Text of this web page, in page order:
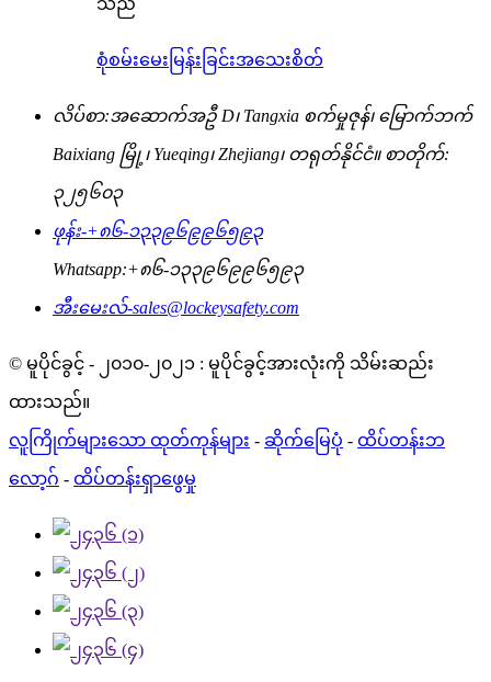
စုံစမ်းမေးမြန်းခြင်းအသေးစိတ်
လိပ်စာ:အဆောက်အဦ D၊ Tangxia စက်မှုဇုန်၊ မြောက်ဘက်
Baixiang မြို့၊ Yueqing၊ Zhejiang၊ တရုတ်နိုင်ငံ။ စာတိုက်:
၃၂၅၆၀၃
ဖုန်း-+၈၆-၁၃၃၉၆၉၉၆၅၉၃
Whatsapp:+၈၆-၁၃၃၉၆၉၉၆၅၉၃
အီးမေးလ်-sales@lockeysafety.com
© မူပိုင်ခွင့် - ၂၀၁၀-၂၀၂၁ : မူပိုင်ခွင့်အားလုံးကို သိမ်းဆည်း
ထားသည်။
လူကြိုက်များသော ထုတ်ကုန်များ - ဆိုက်မြေပုံ - ထိပ်တန်းဘ
လော့ဂ် - ထိပ်တန်းရှာဖွေမှု